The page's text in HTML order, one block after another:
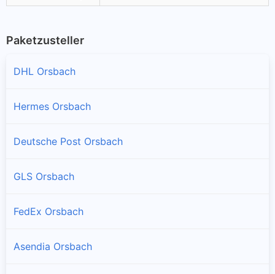
Paketzusteller
DHL Orsbach
Hermes Orsbach
Deutsche Post Orsbach
GLS Orsbach
FedEx Orsbach
Asendia Orsbach